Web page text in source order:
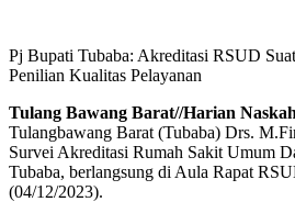
Pj Bupati Tubaba: Akreditasi RSUD
Penilian Kualitas Pelayanan
Tulang Bawang Barat//Harian
Tulangbawang Barat (Tubaba) Drs.
Survei Akreditasi Rumah Sakit Umum
Tubaba, berlangsung di Aula Rapat
(04/12/2023).